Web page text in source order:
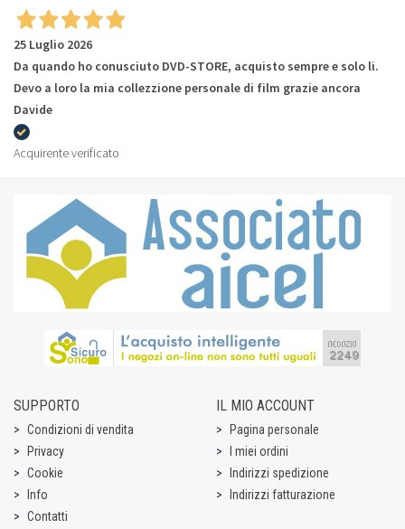
25 Luglio 2026
Da quando ho conusciuto DVD-STORE, acquisto sempre e solo li.
Devo a loro la mia collezzione personale di film grazie ancora
Davide
Acquirente verificato
SUPPORTO
Condizioni di vendita
Privacy
Cookie
Info
Contatti
IL MIO ACCOUNT
Pagina personale
I miei ordini
Indirizzi spedizione
Indirizzi fatturazione